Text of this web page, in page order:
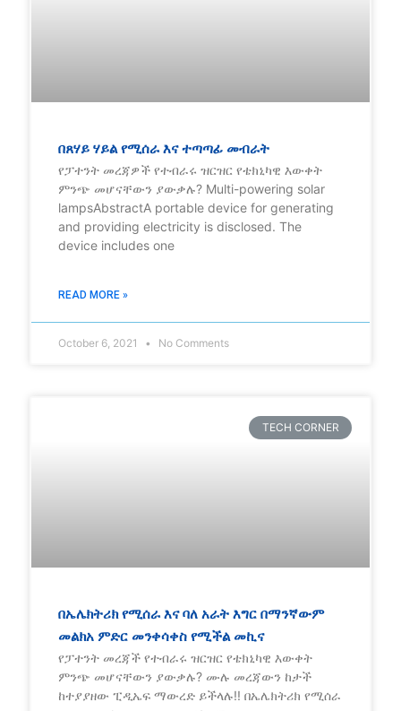
በጸሃይ ሃይል የሚሰራ እና ተጣጣፊ መብራት
የፓተንት መረጃዎች የተብራሩ ዝርዝር የቴክኒካዊ እውቀት
ምንጭ መሆናቸውን ያውቃሉ? Multi-powering solar
lampsAbstractA portable device for generating
and providing electricity is disclosed. The
device includes one
READ MORE »
October 6, 2021 No Comments
TECH CORNER
በኤሌክትሪክ የሚሰራ እና ባለ አራት እግር በማንኛውም
መልክአ ምድር መንቀሳቀስ የሚችል መኪና
የፓተንት መረጃች የተብራሩ ዝርዝር የቴክኒካዊ እውቀት
ምንጭ መሆናቸውን ያውቃሉ? ሙሉ መረጃውን ከታች
ከተያያዘው ፒዲኤፍ ማውረድ ይችላሉ!! በኤሌክትሪክ የሚሰራ